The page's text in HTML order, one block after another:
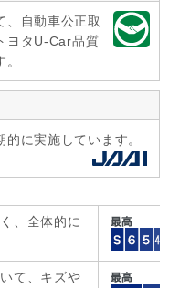
、自動車公正取
ヨタU-Car品質
に実施しています。
、全体的に
て、キズや